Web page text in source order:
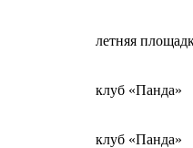
летняя
клуб «Панда»
клуб «Панда»